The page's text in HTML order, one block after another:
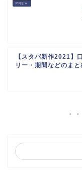
【スタバ新作2021】
リー・期間などのまと